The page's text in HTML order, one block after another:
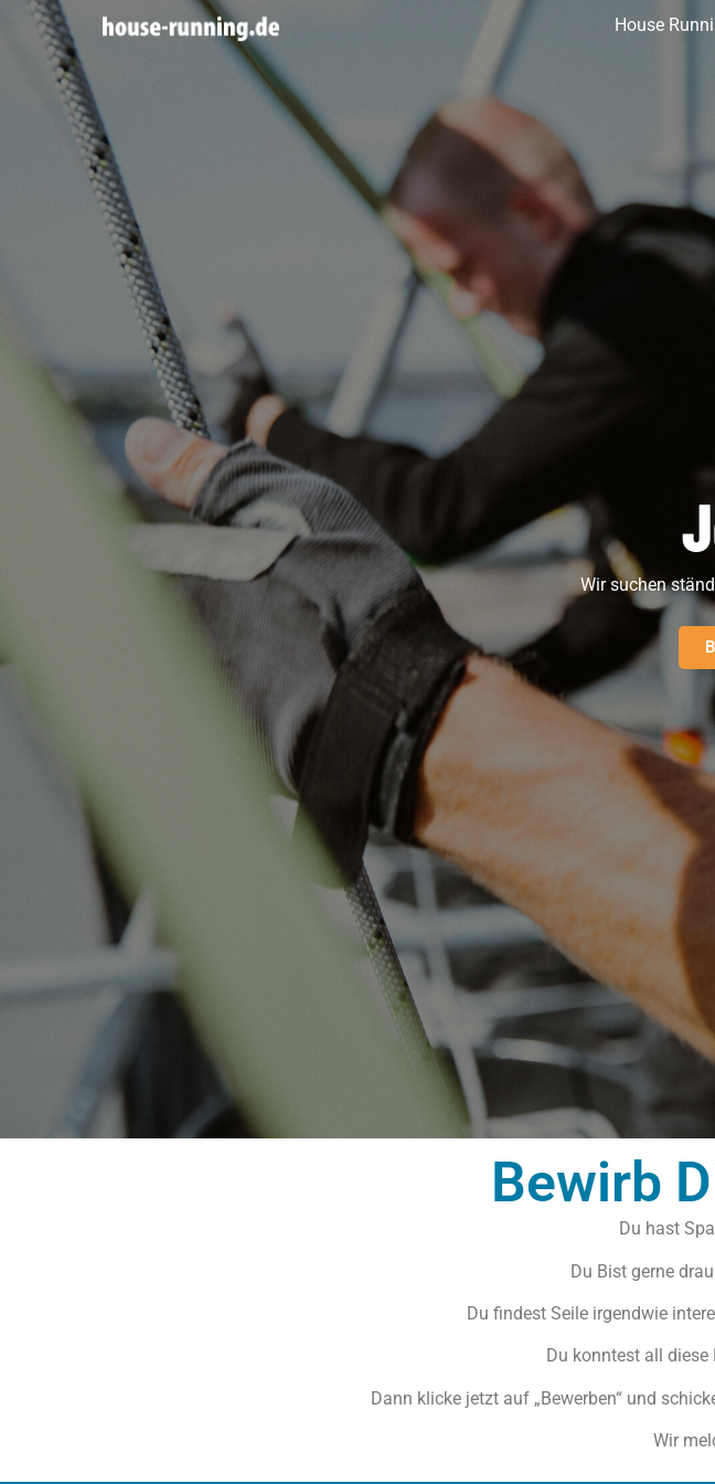
House
Wir suchen
Bewirb
Du hast
Du Bist gerne
Du findest Seile irgendwie
Du konntest all
Dann klicke jetzt auf „Bewerben“ und
Wir